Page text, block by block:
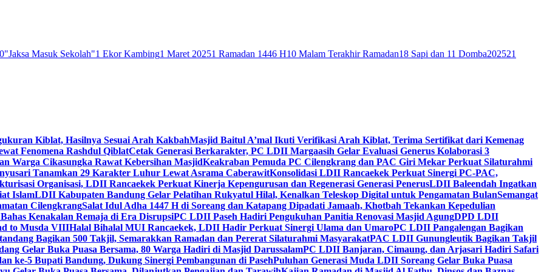
"Jaksa Masuk Sekolah"1 Ekor Kambing1 Maret 20251 Ramadan 1446 H10 Malam Terakhir Ramadan18 Sapi dan 11 Domba202521
Kiblat, Hasilnya Sesuai Arah KakbahMasjid Baitul A’mal Ikuti Verifikasi Arah Kiblat, Terima Sertifikat dari Kemenag
Fenomena Rashdul QiblatCetak Generasi Berkarakter, PC LDII Margaasih Gelar Evaluasi Generus Kolaborasi 3
Warga Cikasungka Rawat Kebersihan MasjidKeakraban Pemuda PC Cilengkrang dan PAC Giri Mekar Perkuat Silaturahmi
Tanamkan 29 Karakter Luhur Lewat Asrama CaberawitKonsolidasi LDII Rancaekek Perkuat Sinergi PC-PAC,
Organisasi, LDII Rancaekek Perkuat Kinerja Kepengurusan dan Regenerasi Generasi PenerusLDII Baleendah Ingatkan
IslamLDII Kabupaten Bandung Gelar Pelatihan Rukyatul Hilal, Kenalkan Teleskop Digital untuk Pengamatan BulanSemangat
CilengkrangSalat Idul Adha 1447 H di Soreang dan Katapang Dipadati Jamaah, Khotbah Tekankan Kepedulian
Kenakalan Remaja di Era DisrupsiPC LDII Paseh Hadiri Pengukuhan Panitia Renovasi Masjid AgungDPD LDII
to Musda VIIIHalal Bihalal MUI Rancaekek, LDII Hadir Perkuat Sinergi Ulama dan UmaroPC LDII Pangalengan Bagikan
Bagikan 500 Takjil, Semarakkan Ramadan dan Pererat Silaturahmi MasyarakatPAC LDII Gunungleutik Bagikan Takjil
Gelar Buka Puasa Bersama, 80 Warga Hadiri di Masjid DarussalamPC LDII Banjaran, Cimaung, dan Arjasari Hadiri Safari
ke-5 Bupati Bandung, Dukung Sinergi Pembangunan di PasehPuluhan Generasi Muda LDII Soreang Gelar Buka Puasa